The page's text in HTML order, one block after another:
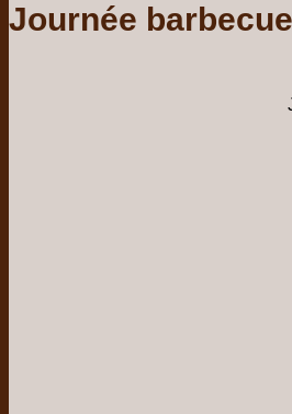
Journée